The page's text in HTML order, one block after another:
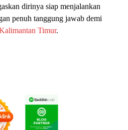
dirinya siap menjalankan
penuh tanggung jawab demi
Timur.